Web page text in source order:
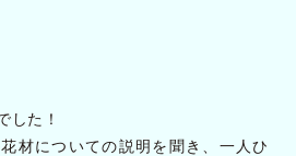
た！
材についての説明を聞き、一人ひ